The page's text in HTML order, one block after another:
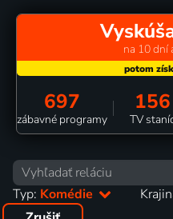
na 10 dní
697
zábavné programy
156
TV
Typ: Komédie